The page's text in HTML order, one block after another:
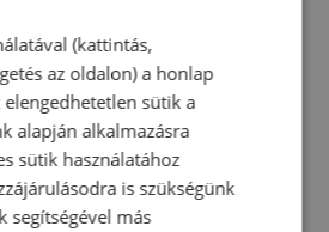
írása
jelentkezz be!
(kattintás,
az oldalon) a honlap
sütik a
alapján alkalmazásra
sütik használatához
is szükségünk
segítségével más